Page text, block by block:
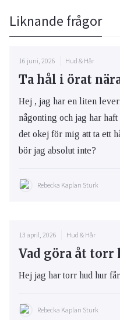
Liknande frågor
16 juni, 2026 Hud & Hår
Ta hål i örat
Hej , jag har en liten
någonting och jag har
det okej för mig att ta ett
bör jag absolut inte?
Rebecka Kaplan Sturk
13 april, 2026 Hud & Hår
Vad göra åt torr
Hej jag har torr hud hur
Rebecka Kaplan Sturk